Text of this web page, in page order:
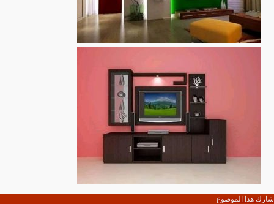
شارك هذا الموضوع